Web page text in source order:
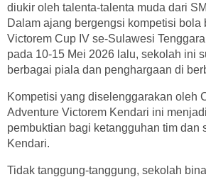
diukir oleh talenta-talenta muda dari
Dalam ajang bergengsi kompetisi bola
Victorem Cup IV se-Sulawesi
pada 10-15 Mei 2026 lalu, sekolah ini
berbagai piala dan penghargaan di
Kompetisi yang diselenggarakan oleh
Adventure Victorem Kendari ini
pembuktian bagi ketangguhan tim dan
Kendari.
Tidak tanggung-tanggung, sekolah